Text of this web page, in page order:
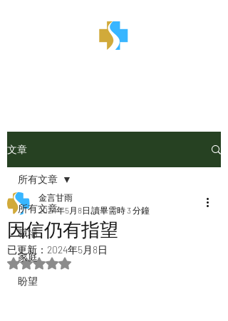
文章
所有文章
職場
家庭
盼望
所有文章
因信仍有指望
金言甘雨
2024年5月8日 讀畢需時 3 分鐘
已更新： 2024年5月8日
評等為 NaN（最高為 5 顆星）。